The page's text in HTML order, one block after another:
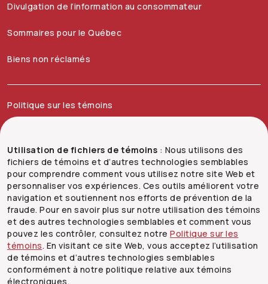
Utilisation de fichiers de témoins : Nous utilisons des
fichiers de témoins et d’autres technologies semblables
pour comprendre comment vous utilisez notre site Web et
personnaliser vos expériences. Ces outils améliorent votre
navigation et soutiennent nos efforts de prévention de la
fraude. Pour en savoir plus sur notre utilisation des témoins
et des autres technologies semblables et comment vous
pouvez les contrôler, consultez notre Politique sur les
témoins. En visitant ce site Web, vous acceptez l’utilisation
de témoins et d’autres technologies semblables
conformément à notre politique relative aux témoins
électroniques.
Divulgation de l’information au consommateur
Sommaires pour le Québec
Biens non réclamés
Politique sur les témoins
Vie privée
Sécurité
Carrières
Nous joindre